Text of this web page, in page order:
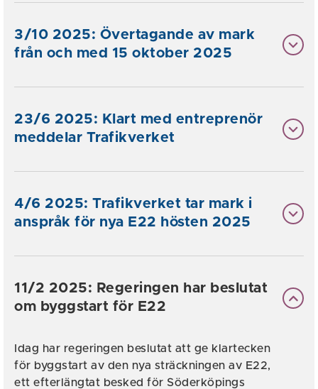
3/10 2025: Övertagande av mark
från och med 15 oktober 2025
23/6 2025: Klart med entreprenör
meddelar Trafikverket
4/6 2025: Trafikverket tar mark i
anspråk för nya E22 hösten 2025
11/2 2025: Regeringen har beslutat
om byggstart för E22
Idag har regeringen beslutat att ge klartecken
för byggstart av den nya sträckningen av E22,
ett efterlängtat besked för Söderköpings